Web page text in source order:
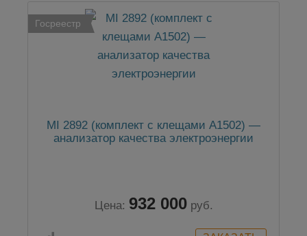
Госреестр
MI 2892 (комплект с клещами А1502) —
анализатор качества электроэнергии
Цена: 932 000 руб.